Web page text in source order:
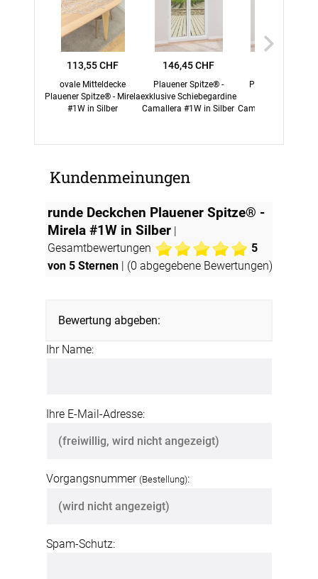
113,55 CHF
ovale Mitteldecke
Plauener Spitze® - Mirela
#1W in Silber
146,45 CHF
Plauener Spitze® -
exklusive Schiebegardine
Camallera #1W in Silber
Plauener Spitze®
Camallera #1W in
Kundenmeinungen
runde Deckchen Plauener Spitze® -
Mirela #1W in Silber |
Gesamtbewertungen
5
von 5 Sternen
| (0 abgegebene Bewertungen)
Bewertung abgeben:
Ihr Name:
Ihre E-Mail-Adresse:
Vorgangsnummer (Bestellung):
Spam-Schutz: